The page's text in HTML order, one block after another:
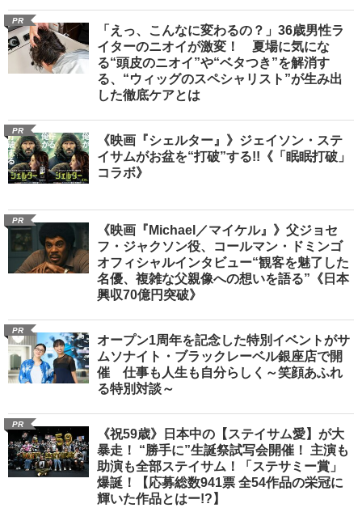
PR
「えっ、こんなに変わるの？」36歳男性ラ
イターのニオイが激変！ 夏場に気にな
る“頭皮のニオイ”や“ベタつき”を解消す
る、“ウィッグのスペシャリスト”が生み出
した徹底ケアとは
PR
《映画『シェルター』》ジェイソン・ステ
イサムがお盆を“打破”する!!《「眠眠打破」
コラボ》
PR
《映画『Michael／マイケル』》父ジョセ
フ・ジャクソン役、コールマン・ドミンゴ
オフィシャルインタビュー“観客を魅了した
名優、複雑な父親像への想いを語る”《日本
興収70億円突破》
PR
オープン1周年を記念した特別イベントがサ
ムソナイト・ブラックレーベル銀座店で開
催 仕事も人生も自分らしく～笑顔あふれ
る特別対談～
PR
《祝59歳》日本中の【ステイサム愛】が大
暴走！ “勝手に”生誕祭試写会開催！ 主演も
助演も全部ステイサム！「ステサミー賞」
爆誕！【応募総数941票 全54作品の栄冠に
輝いた作品とはー!?】